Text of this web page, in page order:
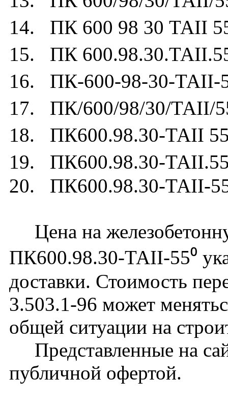
14. ПК 600 98 30 ТАII
15. ПК
16. ПК-600-98-30-ТАII-
17. ПК/600/98/30/ТАII/
18. ПК600.98.30-ТАII
19. ПК600.98.30-
20. ПК600.98.30-ТАII-
Цена на
ПК600.98.30-ТАII-55⁰
доставки. Стоимость
3.503.1-96 может
общей ситуации на
Представленные на
публичной офертой.